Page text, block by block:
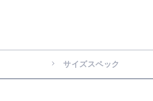
サイズスペック